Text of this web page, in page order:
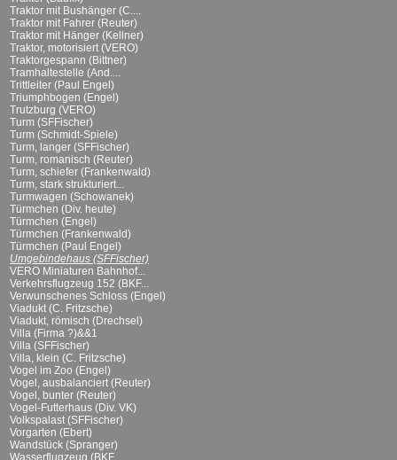
Traktor mit Bushänger (C....
Traktor mit Fahrer (Reuter)
Traktor mit Hänger (Kellner)
Traktor, motorisiert (VERO)
Traktorgespann (Bittner)
Tramhaltestelle (And....
Trittleiter (Paul Engel)
Triumphbogen (Engel)
Trutzburg (VERO)
Turm (SFFischer)
Turm (Schmidt-Spiele)
Turm, langer (SFFischer)
Turm, romanisch (Reuter)
Turm, schiefer (Frankenwald)
Turm, stark strukturiert...
Turmwagen (Schowanek)
Türmchen (Div. heute)
Türmchen (Engel)
Türmchen (Frankenwald)
Türmchen (Paul Engel)
Umgebindehaus (SFFischer)
VERO Miniaturen Bahnhof...
Verkehrsflugzeug 152 (BKF...
Verwunschenes Schloss (Engel)
Viadukt (C. Fritzsche)
Viadukt, römisch (Drechsel)
Villa (Firma ?)&&1
Villa (SFFischer)
Villa, klein (C. Fritzsche)
Vogel im Zoo (Engel)
Vogel, ausbalanciert (Reuter)
Vogel, bunter (Reuter)
Vogel-Futterhaus (Div. VK)
Volkspalast (SFFischer)
Vorgarten (Ebert)
Wandstück (Spranger)
Wasserflugzeug (BKF